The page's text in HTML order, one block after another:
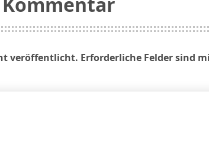
veröffentlicht. Erforderliche Felder sind